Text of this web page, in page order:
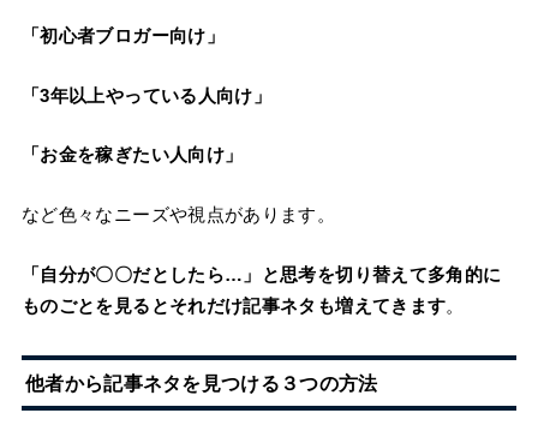
「初心者ブロガー向け」
「3年以上やっている人向け」
「お金を稼ぎたい人向け」
など色々なニーズや視点があります。
「自分が〇〇だとしたら…」と思考を切り替えて多角的に
ものごとを見るとそれだけ記事ネタも増えてきます。
他者から記事ネタを見つける３つの方法